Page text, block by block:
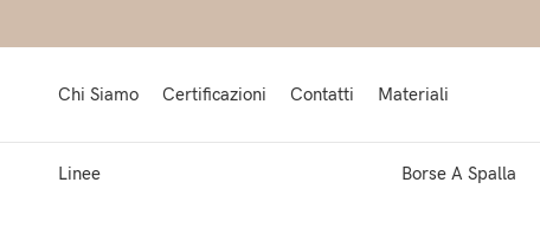
Chi Siamo Certificazioni Contatti Materiali
Linee Borse A Spalla